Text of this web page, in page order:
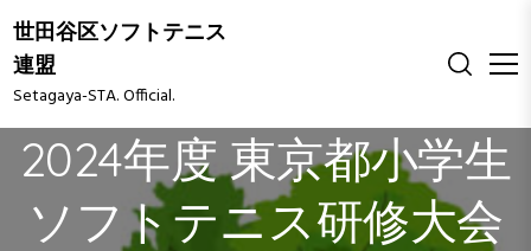
t
世田谷区ソフトテニス
連盟
Setagaya-STA. Official.
2024年度 東京都小学生
ソフトテニス研修大会